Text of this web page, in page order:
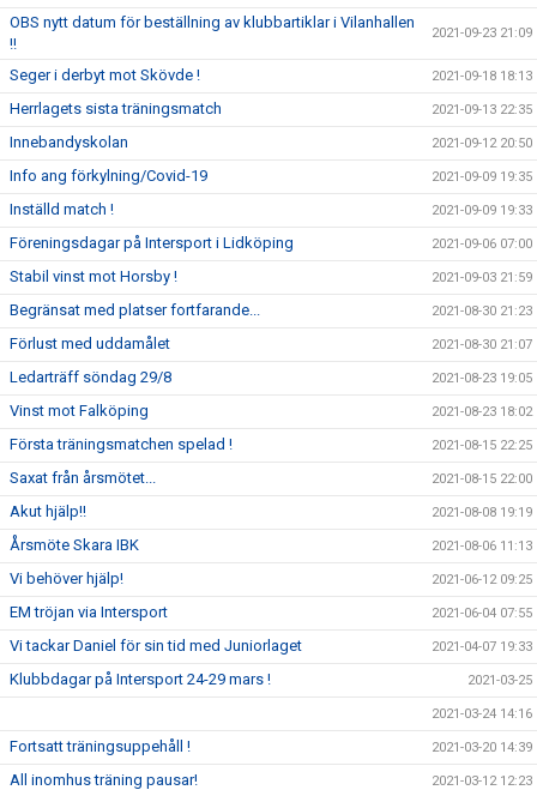
OBS nytt datum för beställning av klubbartiklar i Vilanhallen
!!
2021-09-23 21:09
Seger i derbyt mot Skövde ! 2021-09-18 18:13
Herrlagets sista träningsmatch 2021-09-13 22:35
Innebandyskolan 2021-09-12 20:50
Info ang förkylning/Covid-19 2021-09-09 19:35
Inställd match ! 2021-09-09 19:33
Föreningsdagar på Intersport i Lidköping 2021-09-06 07:00
Stabil vinst mot Horsby ! 2021-09-03 21:59
Begränsat med platser fortfarande... 2021-08-30 21:23
Förlust med uddamålet 2021-08-30 21:07
Ledarträff söndag 29/8 2021-08-23 19:05
Vinst mot Falköping 2021-08-23 18:02
Första träningsmatchen spelad ! 2021-08-15 22:25
Saxat från årsmötet... 2021-08-15 22:00
Akut hjälp!! 2021-08-08 19:19
Årsmöte Skara IBK 2021-08-06 11:13
Vi behöver hjälp! 2021-06-12 09:25
EM tröjan via Intersport 2021-06-04 07:55
Vi tackar Daniel för sin tid med Juniorlaget 2021-04-07 19:33
Klubbdagar på Intersport 24-29 mars ! 2021-03-25
2021-03-24 14:16
Fortsatt träningsuppehåll ! 2021-03-20 14:39
All inomhus träning pausar! 2021-03-12 12:23